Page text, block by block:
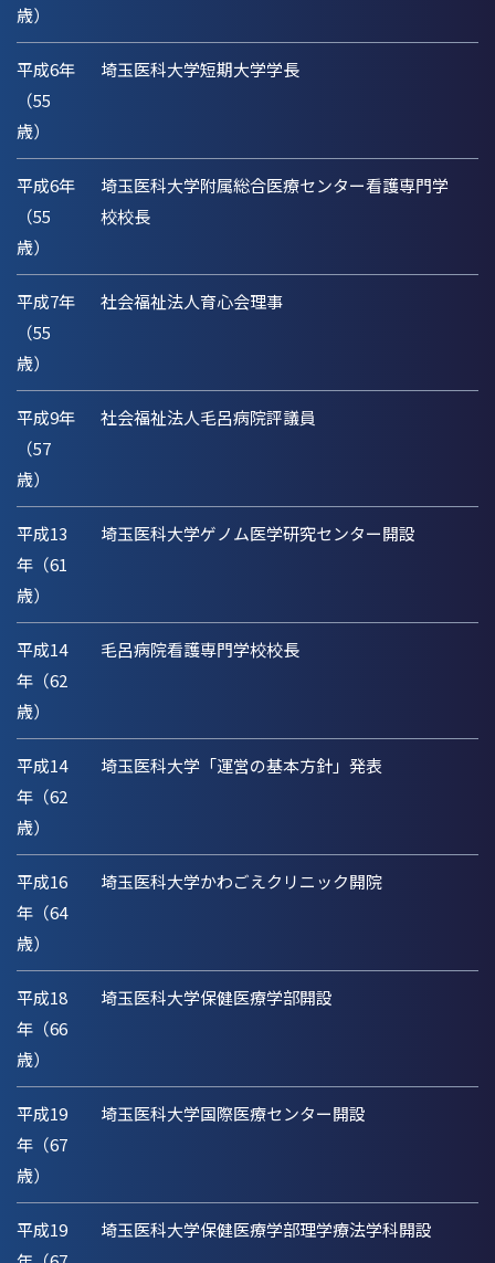
歳）
平成6年
（55
歳）
埼玉医科大学短期大学学長
平成6年
（55
歳）
埼玉医科大学附属総合医療センター看護専門学
校校長
平成7年
（55
歳）
社会福祉法人育心会理事
平成9年
（57
歳）
社会福祉法人毛呂病院評議員
平成13
年（61
歳）
埼玉医科大学ゲノム医学研究センター開設
平成14
年（62
歳）
毛呂病院看護専門学校校長
平成14
年（62
歳）
埼玉医科大学「運営の基本方針」発表
平成16
年（64
歳）
埼玉医科大学かわごえクリニック開院
平成18
年（66
歳）
埼玉医科大学保健医療学部開設
平成19
年（67
歳）
埼玉医科大学国際医療センター開設
平成19
埼玉医科大学保健医療学部理学療法学科開設